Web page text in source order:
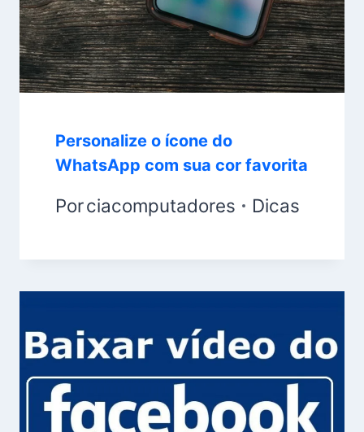
Personalize o ícone do
WhatsApp com sua cor favorita
Porciacomputadores Dicas